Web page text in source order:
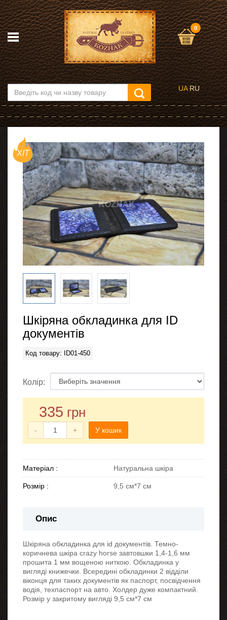
0
UA RU
ХІТ
Шкіряна обкладинка для ID
документів
Код товару: ID01-450
Колір:
335 грн
- + У кошик
Матеріал : Натуральна шкіра
Розмір : 9,5 см*7 см
Опис
Шкіряна обкладинка для id документів. Темно-
коричнева шкіра crazy horse завтовшки 1,4-1,6 мм
прошита 1 мм вощеною ниткою. Обкладинка у
вигляді книжечки. Всередині обкладинки 2 відділи
віконця для таких документів як паспорт, посвідчення
водія, техпаспорт на авто. Холдер дуже компактний.
Розмір у закритому вигляді 9,5 см*7 см